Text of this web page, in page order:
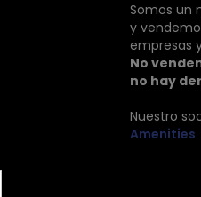
Somos un
y
empresas
No
no hay
Nuestro
Amenities